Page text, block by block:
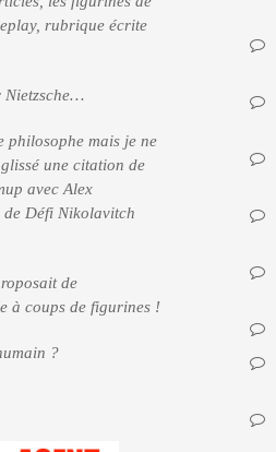
rubrique écrite
Nietzsche…
philosophe mais je ne
une citation de
avec Alex
de Défi Nikolavitch
de
à coups de figurines !
?